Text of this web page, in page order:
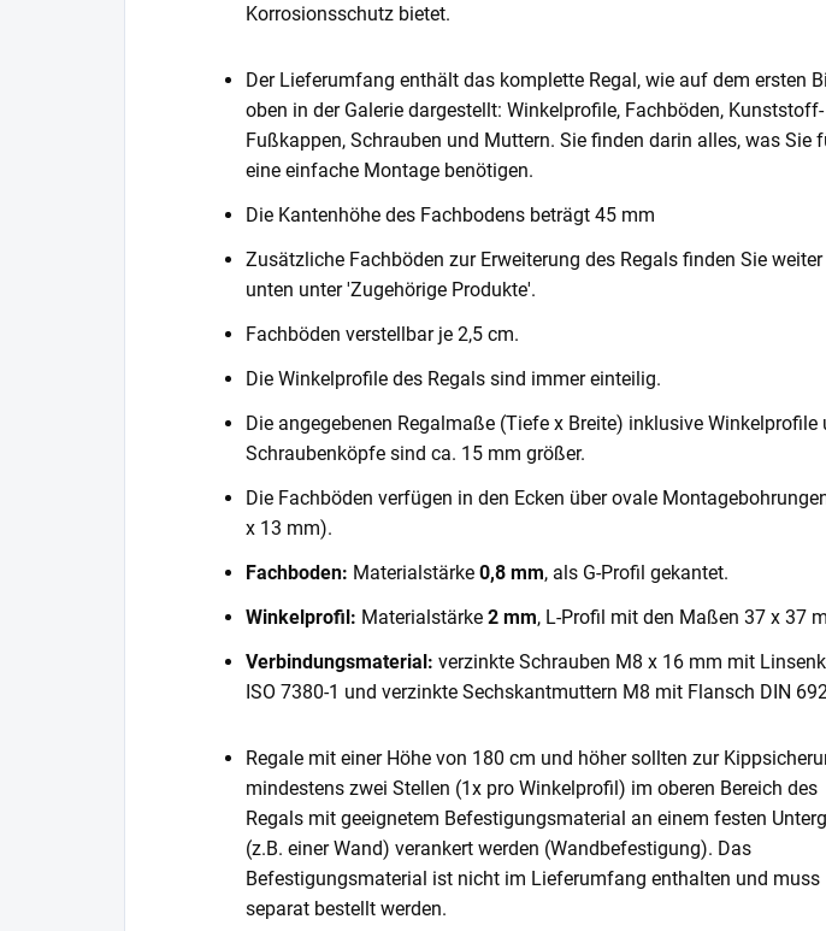
Korrosionsschutz bietet.
Der Lieferumfang enthält das komplette Regal, wie auf dem ersten
oben in der Galerie dargestellt: Winkelprofile, Fachböden, Kunststoff-
Fußkappen, Schrauben und Muttern. Sie finden darin alles, was Sie
eine einfache Montage benötigen.
Die Kantenhöhe des Fachbodens beträgt 45 mm
Zusätzliche Fachböden zur Erweiterung des Regals finden Sie weiter
unten unter 'Zugehörige Produkte'.
Fachböden verstellbar je 2,5 cm.
Die Winkelprofile des Regals sind immer einteilig.
Die angegebenen Regalmaße (Tiefe x Breite) inklusive Winkelprofile
Schraubenköpfe sind ca. 15 mm größer.
Die Fachböden verfügen in den Ecken über ovale
x 13 mm).
Fachboden: Materialstärke 0,8 mm, als G-Profil gekantet.
Winkelprofil: Materialstärke 2 mm, L-Profil mit den Maßen 37 x 37
Verbindungsmaterial: verzinkte Schrauben M8 x 16 mm mit
ISO 7380-1 und verzinkte Sechskantmuttern M8 mit Flansch DIN
Regale mit einer Höhe von 180 cm und höher sollten zur
mindestens zwei Stellen (1x pro Winkelprofil) im oberen Bereich des
Regals mit geeignetem Befestigungsmaterial an einem festen
(z.B. einer Wand) verankert werden (Wandbefestigung). Das
Befestigungsmaterial ist nicht im Lieferumfang enthalten und muss
separat bestellt werden.